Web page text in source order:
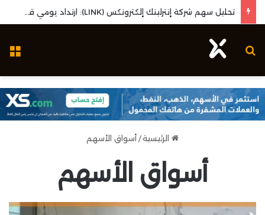
بحث عن
الرئيسية/ أسواق الأسهم
أسواق الأسهم